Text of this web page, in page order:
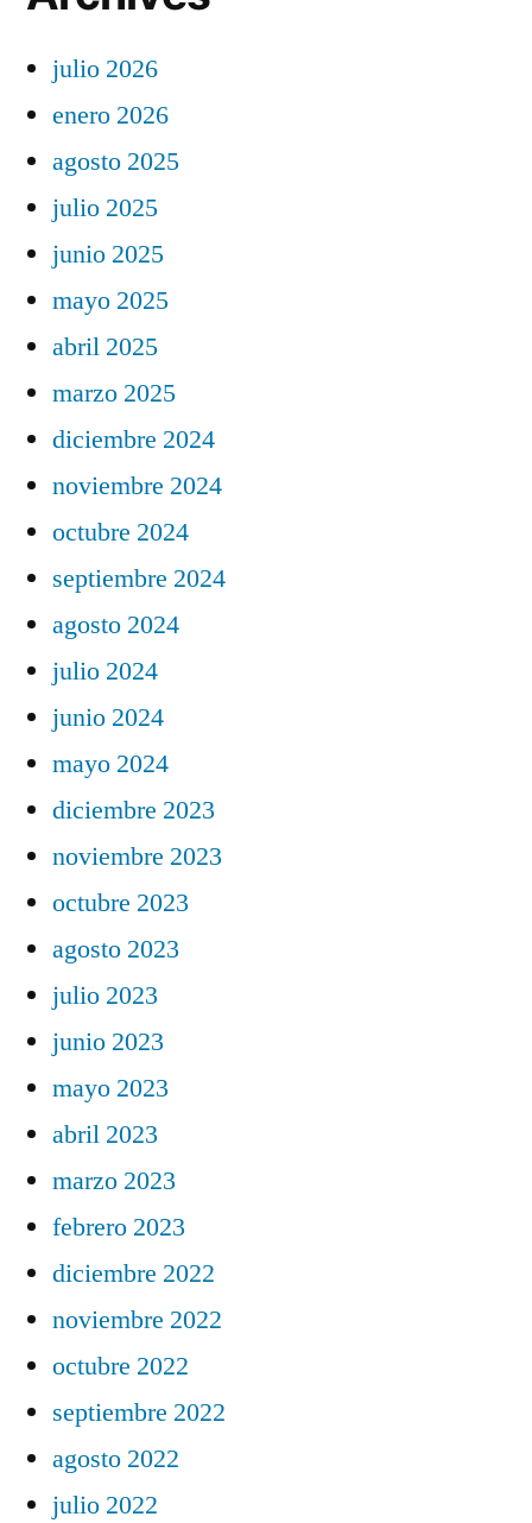
julio 2026
enero 2026
agosto 2025
julio 2025
junio 2025
mayo 2025
abril 2025
marzo 2025
diciembre 2024
noviembre 2024
octubre 2024
septiembre 2024
agosto 2024
julio 2024
junio 2024
mayo 2024
diciembre 2023
noviembre 2023
octubre 2023
agosto 2023
julio 2023
junio 2023
mayo 2023
abril 2023
marzo 2023
febrero 2023
diciembre 2022
noviembre 2022
octubre 2022
septiembre 2022
agosto 2022
julio 2022